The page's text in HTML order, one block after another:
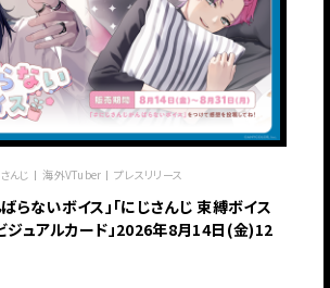
んじ 海外VTuber プレスリリース
らないボイス」「にじさんじ 束縛ボイス
ジュアルカード」2026年8月14日(金)12